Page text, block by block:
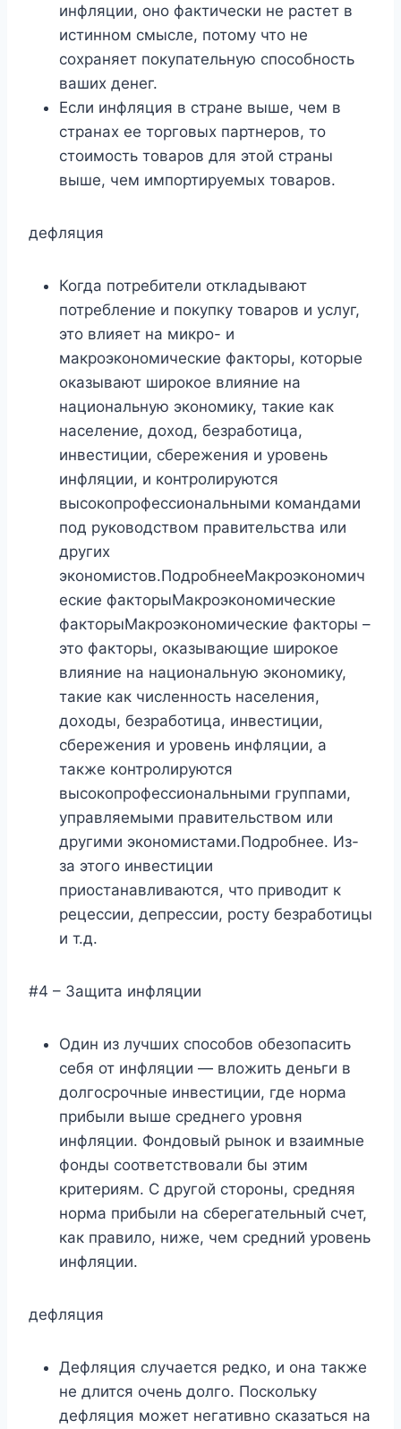
инфляции, оно фактически не растет в
истинном смысле, потому что не
сохраняет покупательную способность
ваших денег.
Если инфляция в стране выше, чем в
странах ее торговых партнеров, то
стоимость товаров для этой страны
выше, чем импортируемых товаров.
дефляция
Когда потребители откладывают
потребление и покупку товаров и услуг,
это влияет на микро- и
макроэкономические факторы, которые
оказывают широкое влияние на
национальную экономику, такие как
население, доход, безработица,
инвестиции, сбережения и уровень
инфляции, и контролируются
высокопрофессиональными командами
под руководством правительства или
других
экономистов.ПодробнееМакроэкономич
еские факторыМакроэкономические
факторыМакроэкономические факторы –
это факторы, оказывающие широкое
влияние на национальную экономику,
такие как численность населения,
доходы, безработица, инвестиции,
сбережения и уровень инфляции, а
также контролируются
высокопрофессиональными группами,
управляемыми правительством или
другими экономистами.Подробнее. Из-
за этого инвестиции
приостанавливаются, что приводит к
рецессии, депрессии, росту безработицы
и т.д.
#4 – Защита инфляции
Один из лучших способов обезопасить
себя от инфляции — вложить деньги в
долгосрочные инвестиции, где норма
прибыли выше среднего уровня
инфляции. Фондовый рынок и взаимные
фонды соответствовали бы этим
критериям. С другой стороны, средняя
норма прибыли на сберегательный счет,
как правило, ниже, чем средний уровень
инфляции.
дефляция
Дефляция случается редко, и она также
не длится очень долго. Поскольку
дефляция может негативно сказаться на